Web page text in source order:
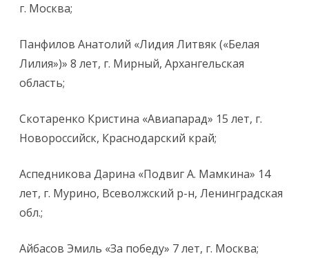
г. Москва;
Панфилов Анатолий «Лидия Литвяк («Белая
Лилия»)» 8 лет, г. Мирный, Архангельская
область;
Скотаренко Кристина «Авиапарад» 15 лет, г.
Новороссийск, Краснодарский край;
Аспедникова Дарина «Подвиг А. Мамкина» 14
лет, г. Мурино, Всеволжский р-н, Ленинградская
обл.;
Айбасов Эмиль «За победу» 7 лет, г. Москва;